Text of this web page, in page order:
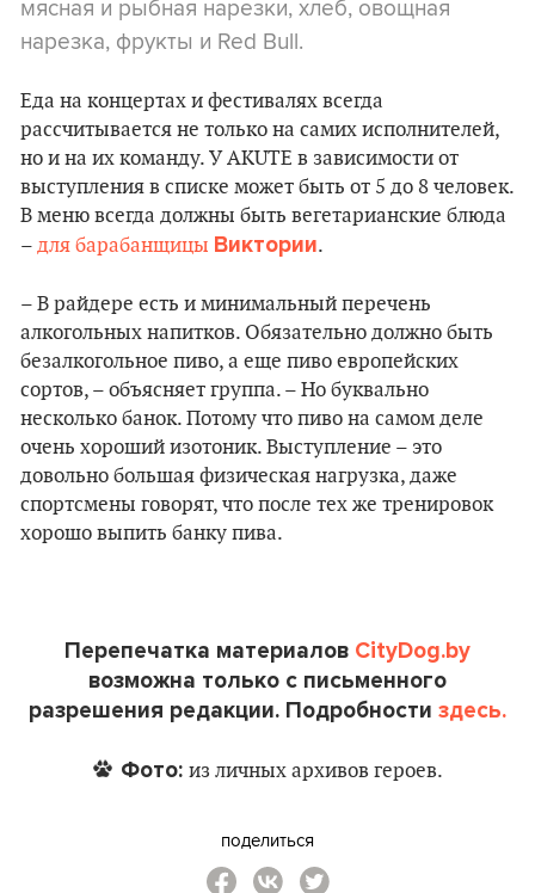
мясная и рыбная нарезки, хлеб, овощная
нарезка, фрукты и Red Bull.
Еда на концертах и фестивалях всегда
рассчитывается не только на самих исполнителей,
но и на их команду. У AKUTE в зависимости от
выступления в списке может быть от 5 до 8 человек.
В меню всегда должны быть вегетарианские блюда
– для барабанщицы Виктории.
– В райдере есть и минимальный перечень
алкогольных напитков. Обязательно должно быть
безалкогольное пиво, а еще пиво европейских
сортов, – объясняет группа. – Но буквально
несколько банок. Потому что пиво на самом деле
очень хороший изотоник. Выступление – это
довольно большая физическая нагрузка, даже
спортсмены говорят, что после тех же тренировок
хорошо выпить банку пива.
Перепечатка материалов CityDog.by
возможна только с письменного
разрешения редакции. Подробности здесь.
Фото: из личных архивов героев.
поделиться